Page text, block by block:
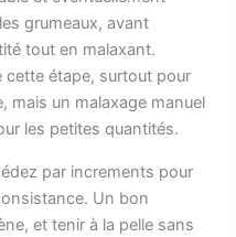
grumeaux, avant
tout en malaxant.
cette étape, surtout pour
mais un malaxage manuel
les petites quantités.
par increments pour
Un bon
et tenir à la pelle sans